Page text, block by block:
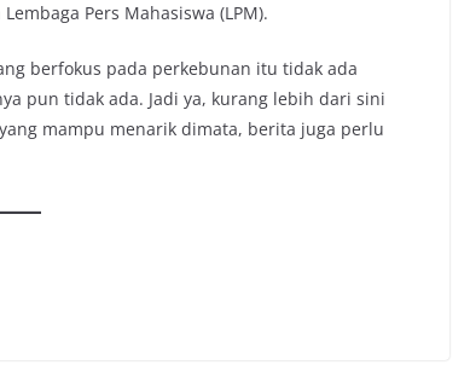
Pers Mahasiswa (LPM).
berfokus pada perkebunan itu tidak ada
pun tidak ada. Jadi ya, kurang lebih dari sini
mampu menarik dimata, berita juga perlu